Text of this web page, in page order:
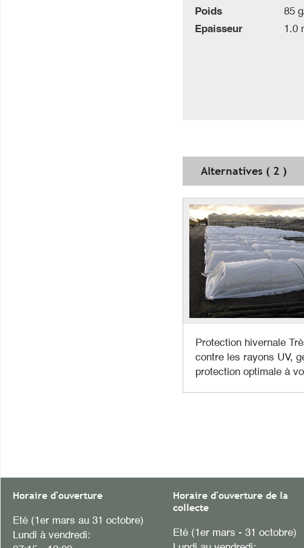
Poids
85
Epaisseur
1.0
Alternatives ( 2 )
Protection hivernale
contre les rayons UV,
protection optimale à
Horaire d'ouverture
Eté (1er mars au 31 octobre)
Lundi à vendredi:
Horaire d'ouverture de la
collecte
Eté (1er mars - 31 octobre)